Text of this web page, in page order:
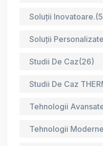
Soluții Inovatoare.
Soluții Personalizate
Studii De Caz(26)
Studii De Caz
Tehnologii
Tehnologii Moderne